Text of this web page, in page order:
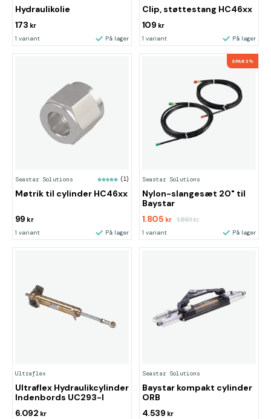
Hydraulikolie
173 kr
1 variant På lager
Clip, støttestang HC46xx
109 kr
1 variant På lager
Seastar Solutions (1)
Møtrik til cylinder HC46xx
99 kr
1 variant På lager
SPAR 3%
Seastar Solutions
Nylon-slangesæt 20" til
Baystar
1.805 kr 1.861kr
1 variant På lager
Ultraflex
Ultraflex Hydraulikcylinder
Indenbords UC293-I
6.092 kr
Seastar Solutions
Baystar kompakt cylinder
ORB
4.539 kr